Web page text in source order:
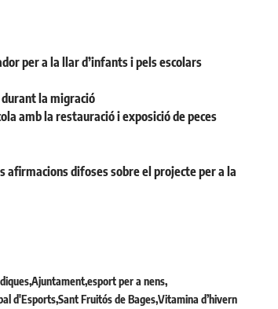
per a la llar d’infants i pels escolars
la migració
amb la restauració i exposició de peces
afirmacions difoses sobre el projecte per a la
Ajuntamentesport per a nens
d'EsportsSant Fruitós de BagesVitamina d’hivern